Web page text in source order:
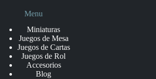
Menu
Miniaturas
Juegos de Mesa
Juegos de Cartas
Juegos de Rol
Accesorios
Blog